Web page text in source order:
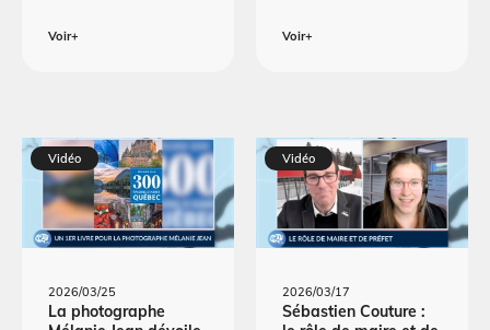
Voir+ Voir+
Vidéo
2026/03/25
La photographe
Vidéo
2026/03/17
Sébastien Couture :